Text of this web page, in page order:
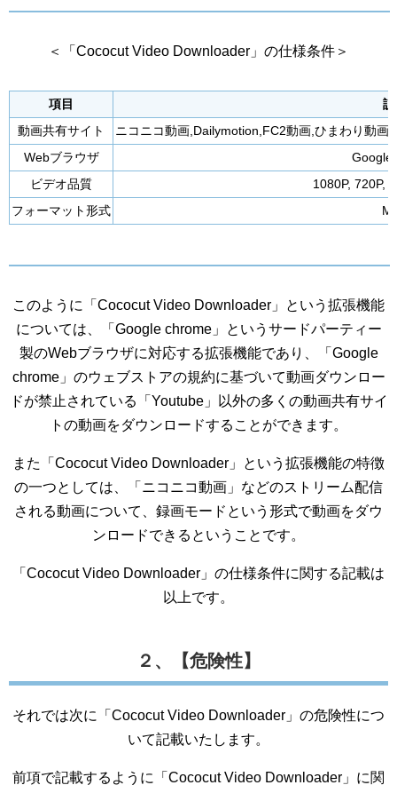
＜「Cococut Video Downloader」の仕様条件＞
項目
動画共有サイト
ニコニコ動画,Dailymotion,FC2動画,ひまわり動
Webブラウザ
Google
ビデオ品質
1080P, 720P,
フォーマット形式
このように「Cococut Video Downloader」という拡張機能
については、「Google chrome」というサードパーティー
製のWebブラウザに対応する拡張機能であり、「Google
chrome」のウェブストアの規約に基づいて動画ダウンロー
ドが禁止されている「Youtube」以外の多くの動画共有サイ
トの動画をダウンロードすることができます。
また「Cococut Video Downloader」という拡張機能の特徴
の一つとしては、「ニコニコ動画」などのストリーム配信
される動画について、録画モードという形式で動画をダウ
ンロードできるということです。
「Cococut Video Downloader」の仕様条件に関する記載は
以上です。
２、【危険性】
それでは次に「Cococut Video Downloader」の危険性につ
いて記載いたします。
前項で記載するように「Cococut Video Downloader」に関